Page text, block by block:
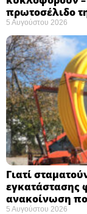
πρωτοσέλιδο
5 Αυγούστου 2026
Γιατί
εγκατάστασης
ανακοίνωση
5 Αυγούστου 2026